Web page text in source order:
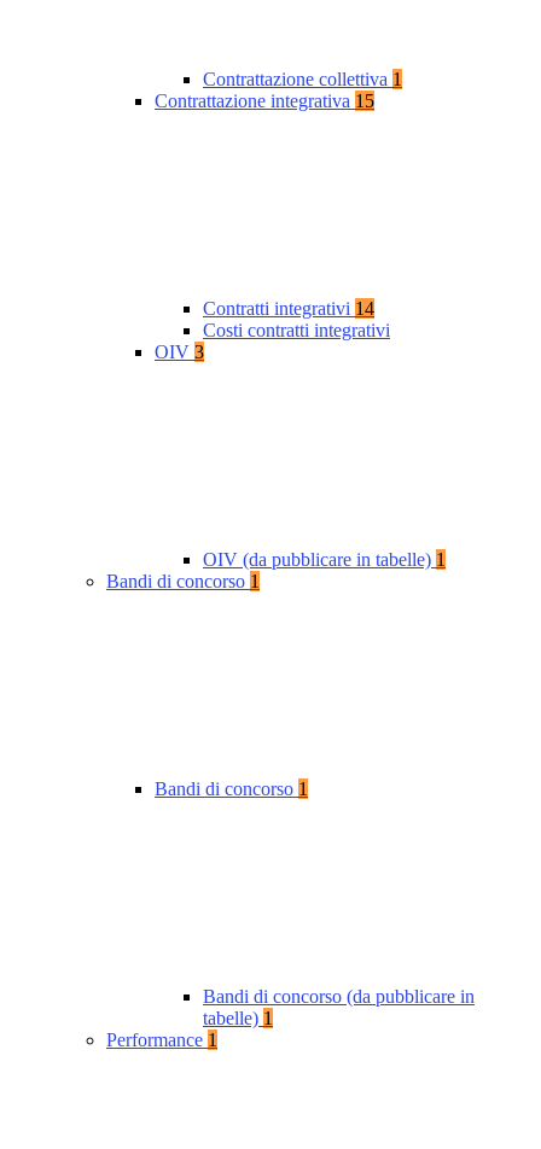
Contrattazione collettiva 1
Contrattazione integrativa 15
Contratti integrativi 14
Costi contratti integrativi
OIV 3
OIV (da pubblicare in tabelle) 1
Bandi di concorso 1
Bandi di concorso 1
Bandi di concorso (da pubblicare in
tabelle) 1
Performance 1